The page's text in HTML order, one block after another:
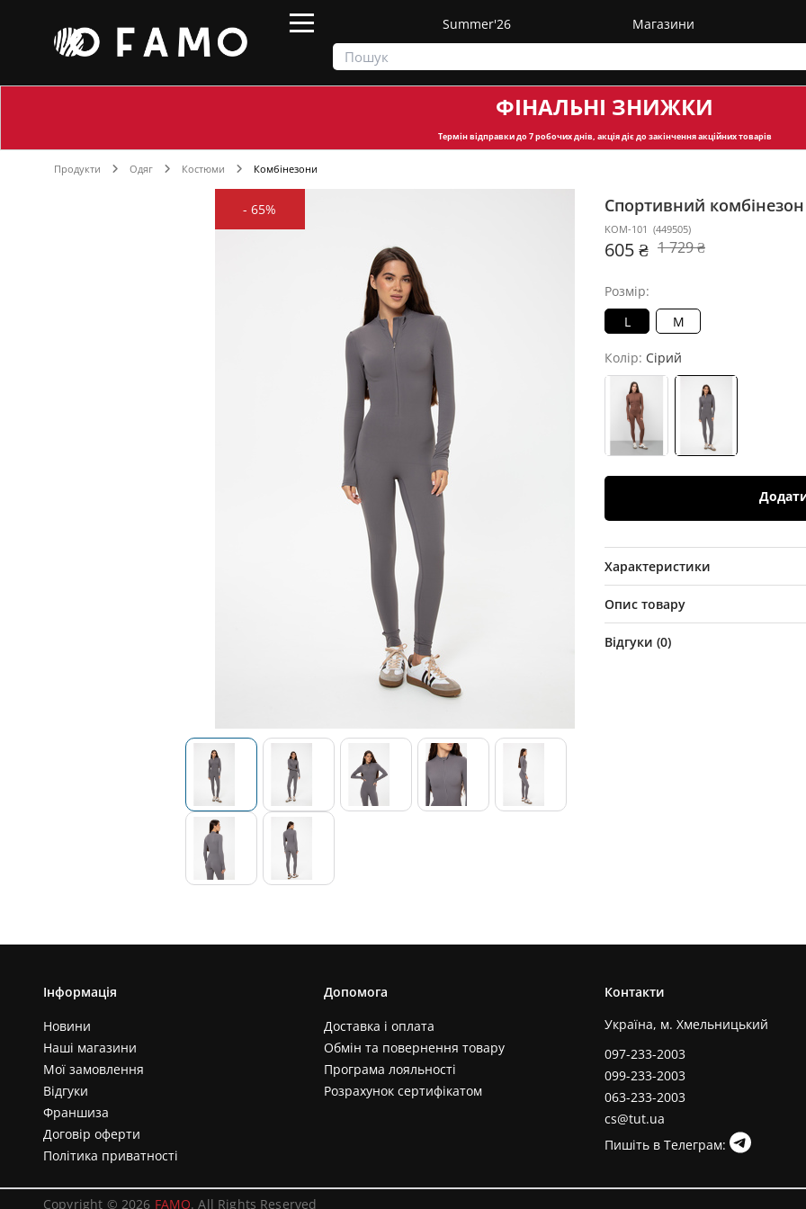
Summer'26 Магазини
ФІНАЛЬНІ ЗНИЖКИ
Термін відправкидо 7 робочих днів, акція діє до закінчення акційних товарів
Продукти Одяг Костюми Комбінезони
-65% Спортивний комбінезон
KOM-101 (449505)
605 ₴ 1 729 ₴
Розмір:
L
M
Колір: Сірий
Характеристики
Опис товару
Відгуки (0)
Інформація
Новини
Наші магазини
Мої замовлення
Відгуки
Франшиза
Договір оферти
Політика приватності
Допомога
Доставка і оплата
Обмін та повернення товару
Програма лояльності
Розрахунок сертифікатом
Контакти
Україна, м. Хмельницький
097-233-2003
099-233-2003
063-233-2003
cs@tut.ua
Пишіть в Телеграм:
Copyright © 2026 FAMO. All Rights Reserved